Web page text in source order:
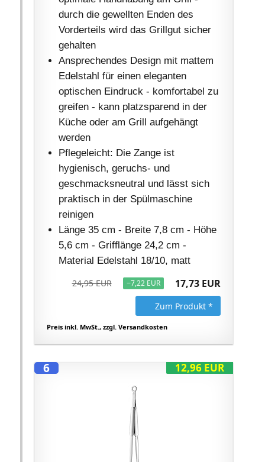
durch die gewellten Enden des
Vorderteils wird das Grillgut sicher
gehalten
Ansprechendes Design mit mattem
Edelstahl für einen eleganten
optischen Eindruck - komfortabel zu
greifen - kann platzsparend in der
Küche oder am Grill aufgehängt
werden
Pflegeleicht: Die Zange ist
hygienisch, geruchs- und
geschmacksneutral und lässt sich
praktisch in der Spülmaschine
reinigen
Länge 35 cm - Breite 7,8 cm - Höhe
5,6 cm - Grifflänge 24,2 cm -
Material Edelstahl 18/10, matt
24,95 EUR −7,22 EUR 17,73 EUR
Zum Produkt *
Preis inkl. MwSt., zzgl. Versandkosten
12,96 EUR
6